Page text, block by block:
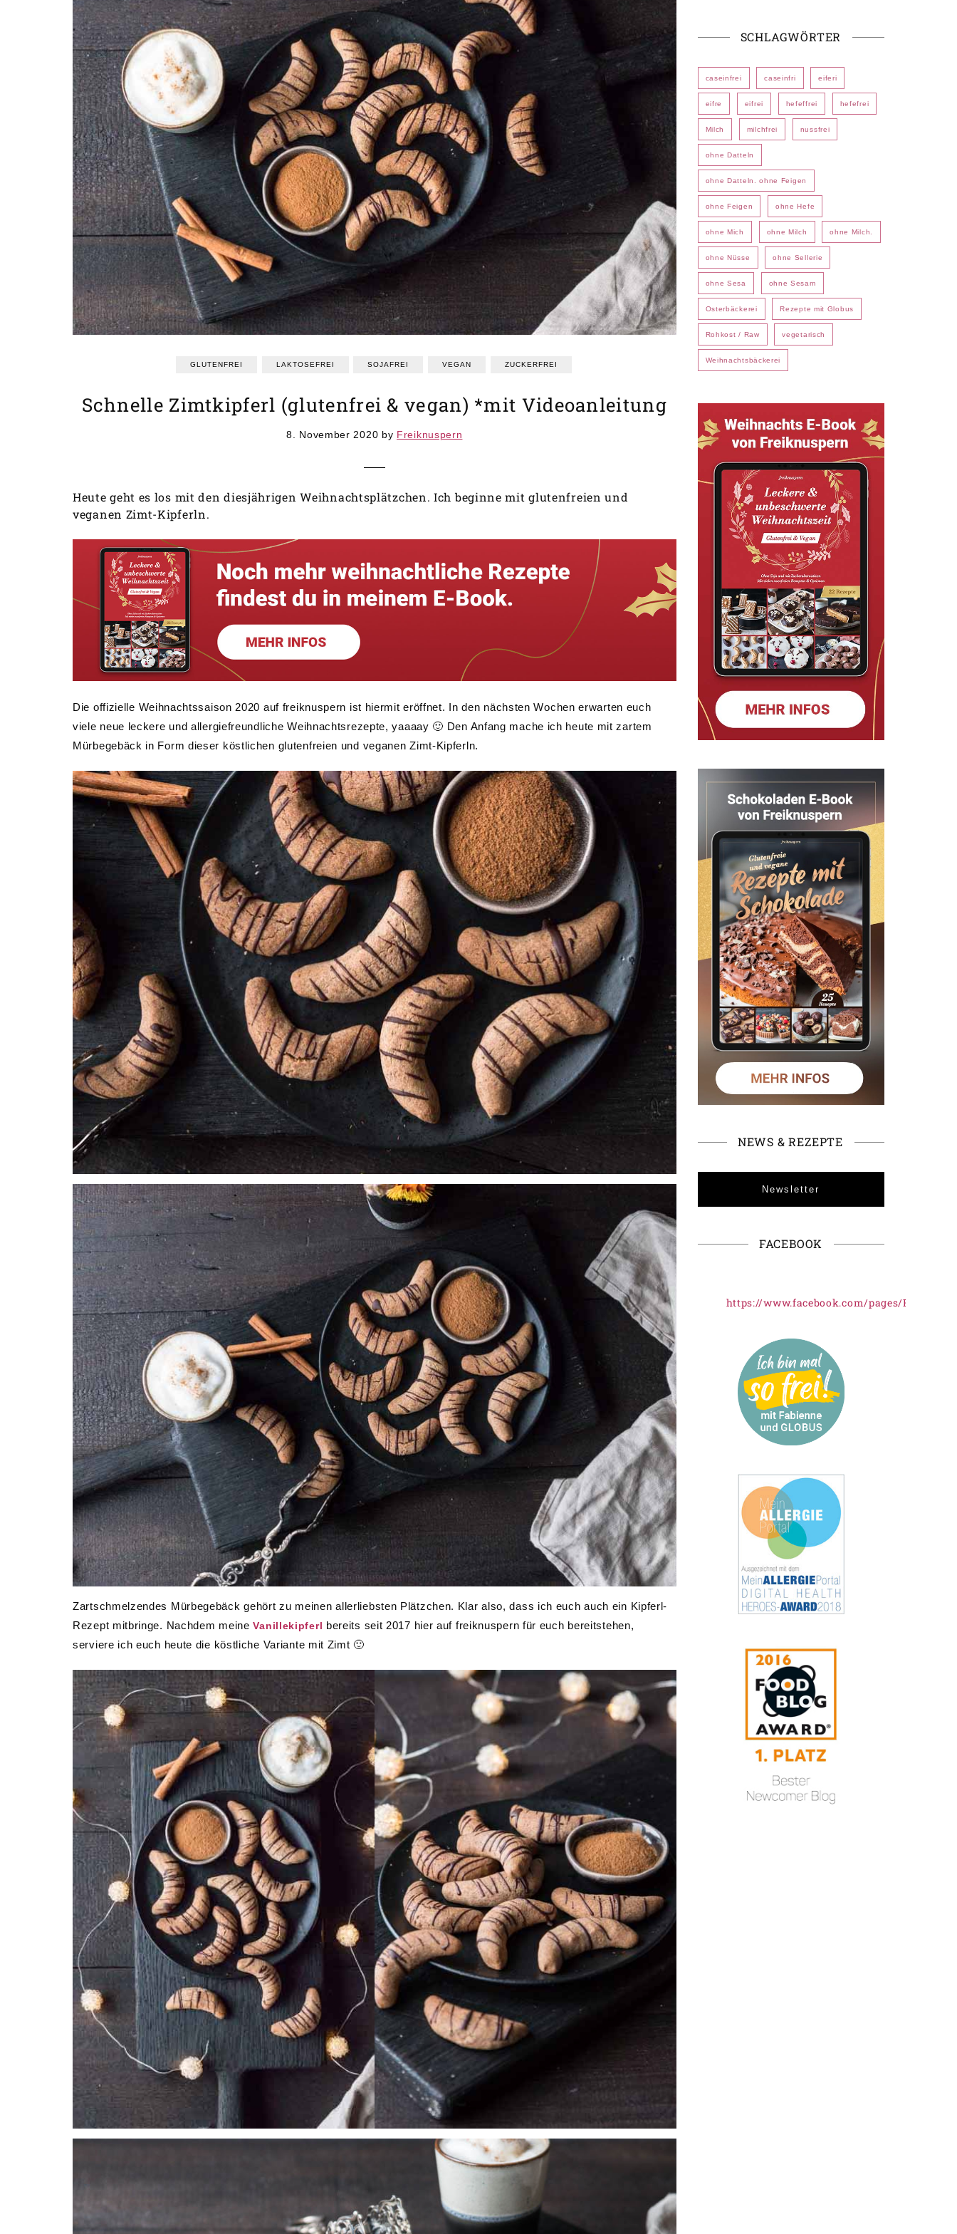
REZEPTEINDEX
GLUTENFREI LAKTOSEFREI SOJAFREI VEGAN ZUCKERFREI
Schnelle Zimtkipferl (glutenfrei & vegan) *mit Videoanleitung
8. November 2020 by Freiknuspern
Heute geht es los mit den diesjährigen Weihnachtsplätzchen. Ich beginne mit glutenfreien und
veganen Zimt-Kipferln.
Die offizielle Weihnachtssaison 2020 auf freiknuspern ist hiermit eröffnet. In den nächsten Wochen erwarten euch
viele neue leckere und allergiefreundliche Weihnachtsrezepte, yaaaay 🙂 Den Anfang mache ich heute mit zartem
Mürbegebäck in Form dieser köstlichen glutenfreien und veganen Zimt-Kipferln.
Zartschmelzendes Mürbegebäck gehört zu meinen allerliebsten Plätzchen. Klar also, dass ich euch auch ein Kipferl-
Rezept mitbringe. Nachdem meineVanillekipferl bereits seit 2017 hier auf freiknuspern für euch bereitstehen,
serviere ich euch heute die köstliche Variante mit Zimt 🙂
SCHLAGWÖRTER
caseinfrei caseinfri eiferi
eifre eifrei hefeffrei hefefrei
Milch milchfrei nussfrei
ohne Datteln
ohne Datteln. ohne Feigen
ohne Feigen ohne Hefe
ohne Mich ohne Milch ohne Milch.
ohne Nüsse ohne Sellerie
ohne Sesa ohne Sesam
Osterbäckerei Rezepte mit Globus
Rohkost / Raw vegetarisch
Weihnachtsbäckerei
NEWS & REZEPTE
Newsletter
FACEBOOK
https://www.facebook.com/pages/